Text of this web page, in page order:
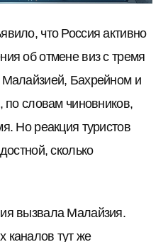
что Россия активно
об отмене виз с тремя
Бахрейном и
по словам чиновников,
Но реакция туристов
сколько
вызвала Малайзия.
каналов тут же